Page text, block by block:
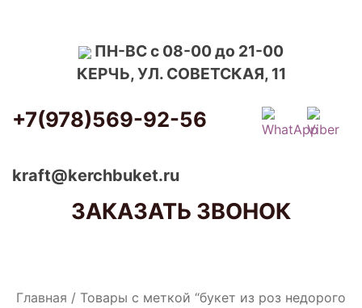
ПН-ВС с 08-00 до 21-00
КЕРЧЬ, УЛ. СОВЕТСКАЯ, 11
+7(978)569-92-56
kraft@kerchbuket.ru
ЗАКАЗАТЬ ЗВОНОК
Главная / Товары с меткой “букет из роз недорого